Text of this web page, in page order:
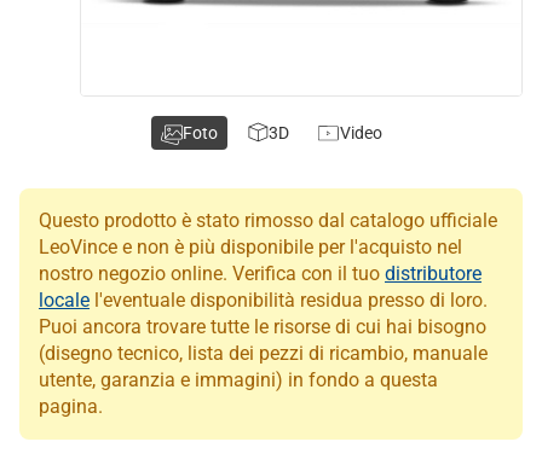
Questo prodotto è stato rimosso dal catalogo ufficiale
LeoVince e non è più disponibile per l'acquisto nel
nostro negozio online. Verifica con il tuo distributore
locale l'eventuale disponibilità residua presso di loro.
Puoi ancora trovare tutte le risorse di cui hai bisogno
(disegno tecnico, lista dei pezzi di ricambio, manuale
utente, garanzia e immagini) in fondo a questa
pagina.
Foto 3D Video